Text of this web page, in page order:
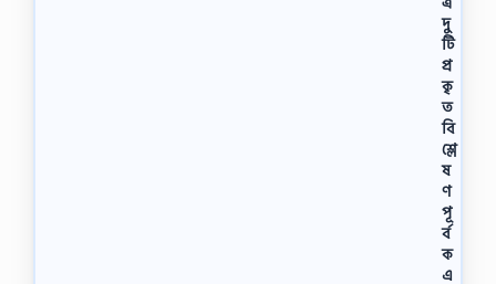
দু
টি
প্র
কৃ
ত
বি
শ্লে
ষ
ণ
পূ
র্ব
ক
এ